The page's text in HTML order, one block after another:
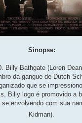
Sinopse:
Billy Bathgate (Loren
da gangue de Dutch
que se
Billy logo é promovido a
envolvendo com sua
Kidman).